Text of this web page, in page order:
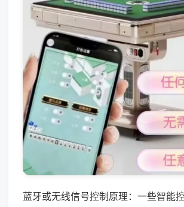
蓝牙或无线信号控制原理：一些智能